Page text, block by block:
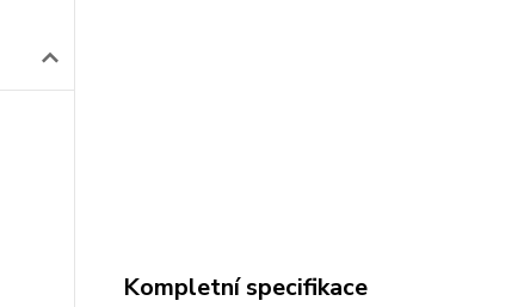
Kompletní specifikace